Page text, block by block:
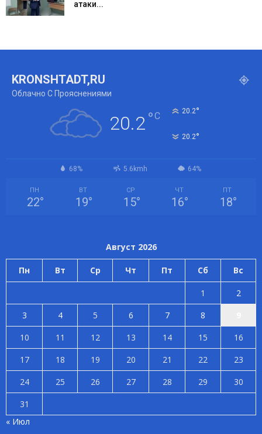
атаки...
KRONSHTADT,RU
Облачно С Прояснениями
20.2°C 20.2°
20.2°
68% 5.6kmh 64%
ПН
22°
ВТ
19°
СР
15°
ЧТ
16°
ПТ
18°
Август 2026
Пн Вт Ср Чт Пт Сб Вс
1
2
3
4 5 6 7 8
10
11 12 13 14 15
16
17
18 19 20 21 22
23
24
25 26 27 28 29
30
31
« Июл